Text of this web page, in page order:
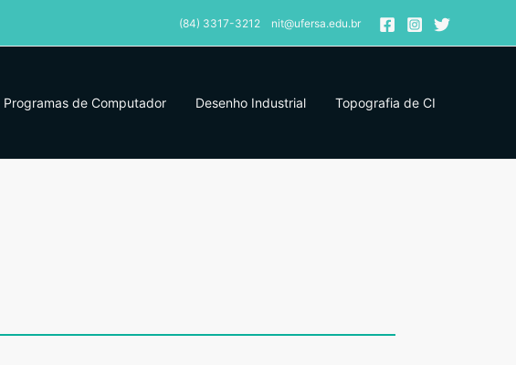
(84) 3317-3212 nit@ufersa.edu.br
Programas de Computador Desenho Industrial Topografia de CI